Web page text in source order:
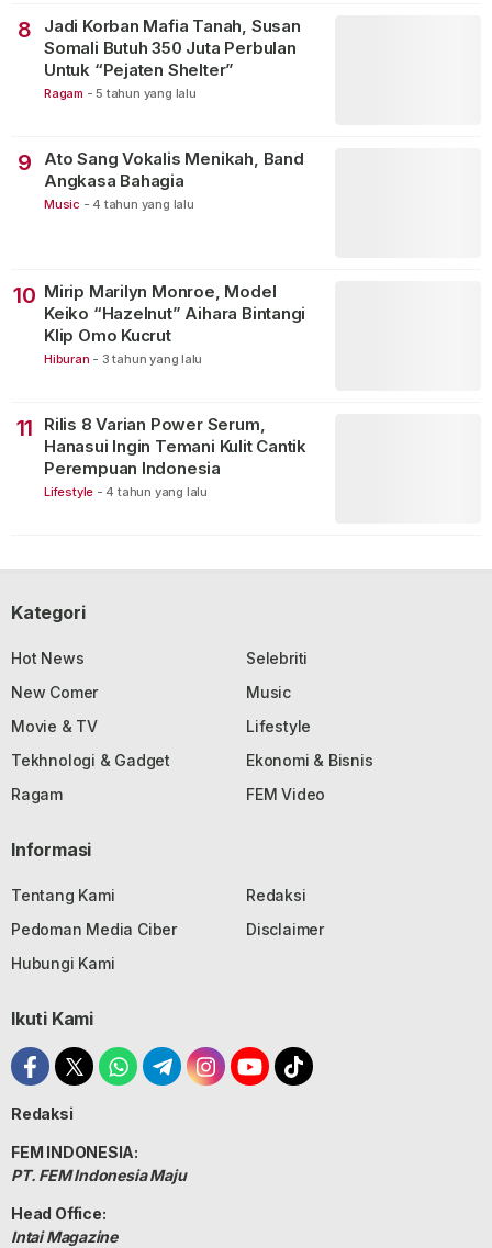
8
Jadi Korban Mafia Tanah, Susan
Somali Butuh 350 Juta Perbulan
Untuk “Pejaten Shelter”
Ragam - 5 tahun yang lalu
9
Ato Sang Vokalis Menikah, Band
Angkasa Bahagia
Music - 4 tahun yang lalu
10 Mirip Marilyn Monroe, Model
Keiko “Hazelnut” Aihara Bintangi
Klip Omo Kucrut
Hiburan - 3 tahun yang lalu
11
Rilis 8 Varian Power Serum,
Hanasui Ingin Temani Kulit Cantik
Perempuan Indonesia
Lifestyle - 4 tahun yang lalu
Kategori
Hot News
Selebriti
New Comer
Music
Movie & TV
Lifestyle
Tekhnologi & Gadget
Ekonomi & Bisnis
Ragam
FEM Video
Informasi
Tentang Kami
Redaksi
Pedoman Media Ciber
Disclaimer
Hubungi Kami
Ikuti Kami
Redaksi
FEM INDONESIA:
PT. FEM Indonesia Maju
Head Office:
Intai Magazine